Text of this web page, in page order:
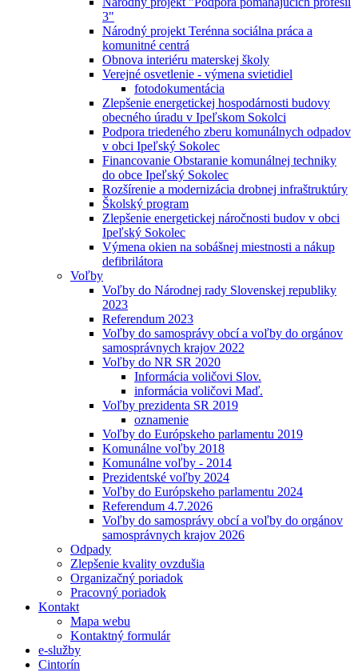
3"
Národný projekt Terénna sociálna práca a
komunitné centrá
Obnova interiéru materskej školy
Verejné osvetlenie - výmena svietidiel
fotodokumentácia
Zlepšenie energetickej hospodárnosti budovy
obecného úradu v Ipeľskom Sokolci
Podpora triedeného zberu komunálnych odpadov
v obci Ipeľský Sokolec
Financovanie Obstaranie komunálnej techniky
do obce Ipeľský Sokolec
Rozšírenie a modernizácia drobnej infraštruktúry
Školský program
Zlepšenie energetickej náročnosti budov v obci
Ipeľský Sokolec
Výmena okien na sobášnej miestnosti a nákup
defibrilátora
Voľby
Voľby do Národnej rady Slovenskej republiky
2023
Referendum 2023
Voľby do samosprávy obcí a voľby do orgánov
samosprávnych krajov 2022
Voľby do NR SR 2020
Informácia voličovi Slov.
informácia voličovi Maď.
Voľby prezidenta SR 2019
oznamenie
Voľby do Európskeho parlamentu 2019
Komunálne voľby 2018
Komunálne voľby - 2014
Prezidentské voľby 2024
Voľby do Európskeho parlamentu 2024
Referendum 4.7.2026
Voľby do samosprávy obcí a voľby do orgánov
samosprávnych krajov 2026
Odpady
Zlepšenie kvality ovzdušia
Organizačný poriadok
Pracovný poriadok
Kontakt
Mapa webu
Kontaktný formulár
e-služby
Cintorín